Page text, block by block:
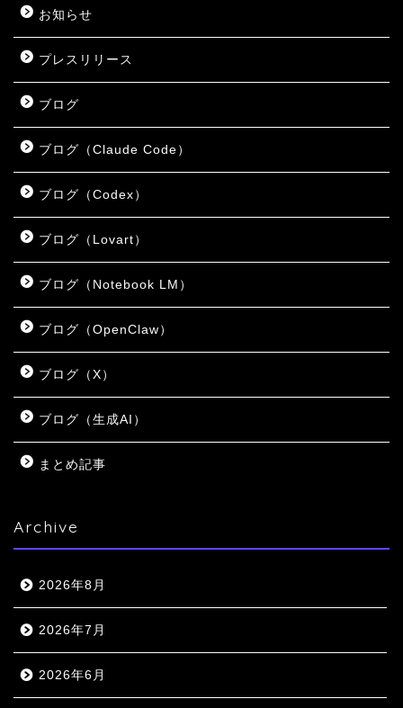
お知らせ
プレスリリース
ブログ
ブログ（Claude Code）
ブログ（Codex）
ブログ（Lovart）
ブログ（Notebook LM）
ブログ（OpenClaw）
ブログ（X）
ブログ（生成AI）
まとめ記事
Archive
2026年8月
2026年7月
2026年6月